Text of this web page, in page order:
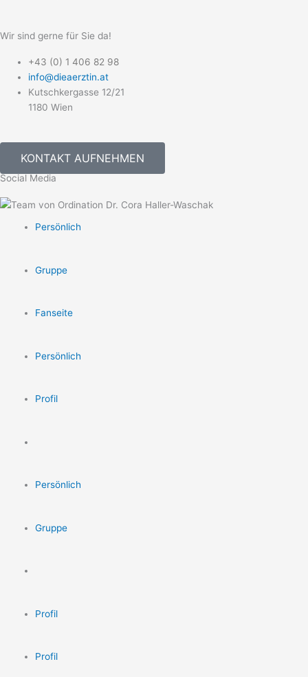
Wir sind gerne für Sie da!
+43 (0) 1 406 82 98
info@dieaerztin.at
Kutschkergasse 12/21
1180 Wien
KONTAKT AUFNEHMEN
Social Media
Persönlich
Gruppe
Fanseite
Persönlich
Profil
Persönlich
Gruppe
Profil
Profil